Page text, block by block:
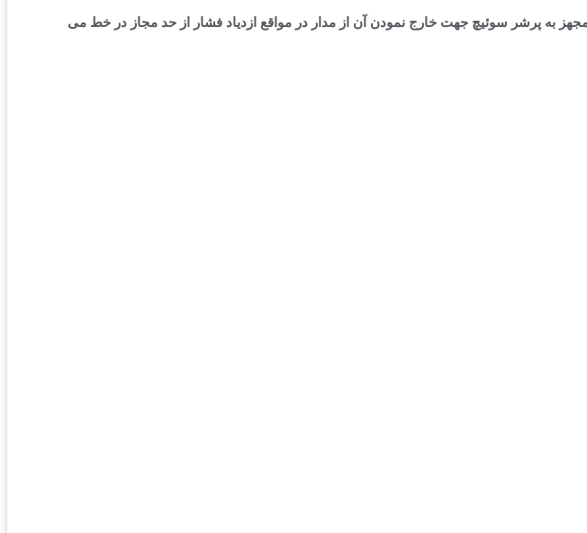
به پرشر سوئیچ جهت خارج نمودن آن از مدار در مواقع ازدیاد فشار از حد مجاز در خط می